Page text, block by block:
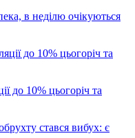
в неділю очікуються
до 10% цьогоріч та